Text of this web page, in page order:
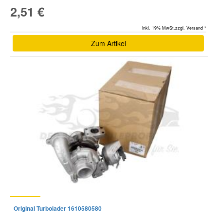
2,51 €
inkl. 19% MwSt.zzgl. Versand *
Zum Artikel
Original Turbolader 1610580580